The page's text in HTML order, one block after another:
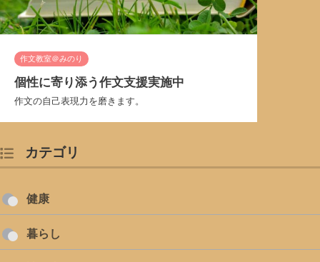
作文教室＠みのり
個性に寄り添う作文支援実施中
作文の自己表現力を磨きます。
カテゴリ
健康
暮らし